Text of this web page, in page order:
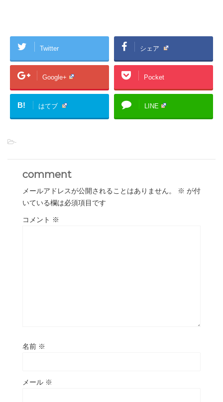
Twitter シェア
Google+ Pocket
B! はてブ LINE
-
comment
メールアドレスが公開されることはありません。 ※ が付
いている欄は必須項目です
コメント ※
名前 ※
メール ※